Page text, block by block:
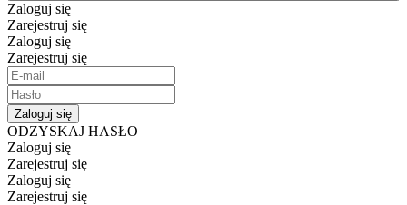
Zaloguj się
Zarejestruj się
Zaloguj się
Zarejestruj się
Zaloguj się
ODZYSKAJ HASŁO
Zaloguj się
Zarejestruj się
Zaloguj się
Zarejestruj się